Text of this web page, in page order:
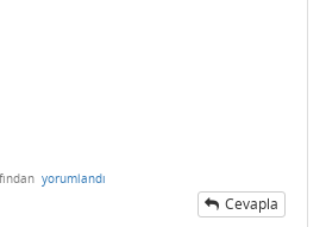
yorumlandı
Cevapla